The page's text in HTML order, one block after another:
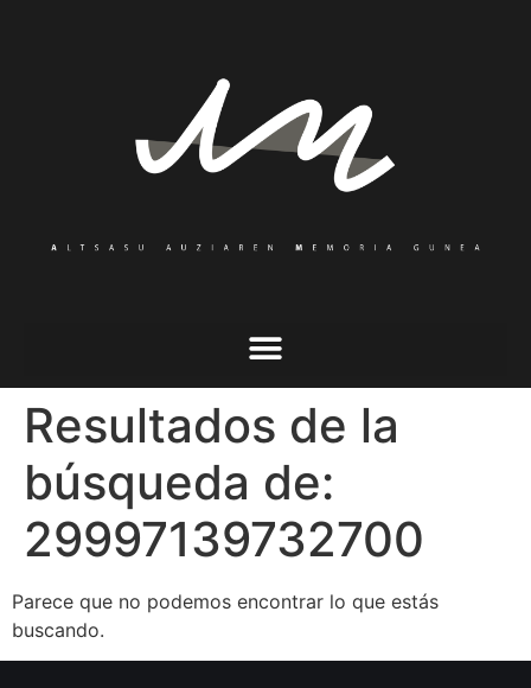
Resultados de la
búsqueda de:
29997139732700
Parece que no podemos encontrar lo que estás
buscando.